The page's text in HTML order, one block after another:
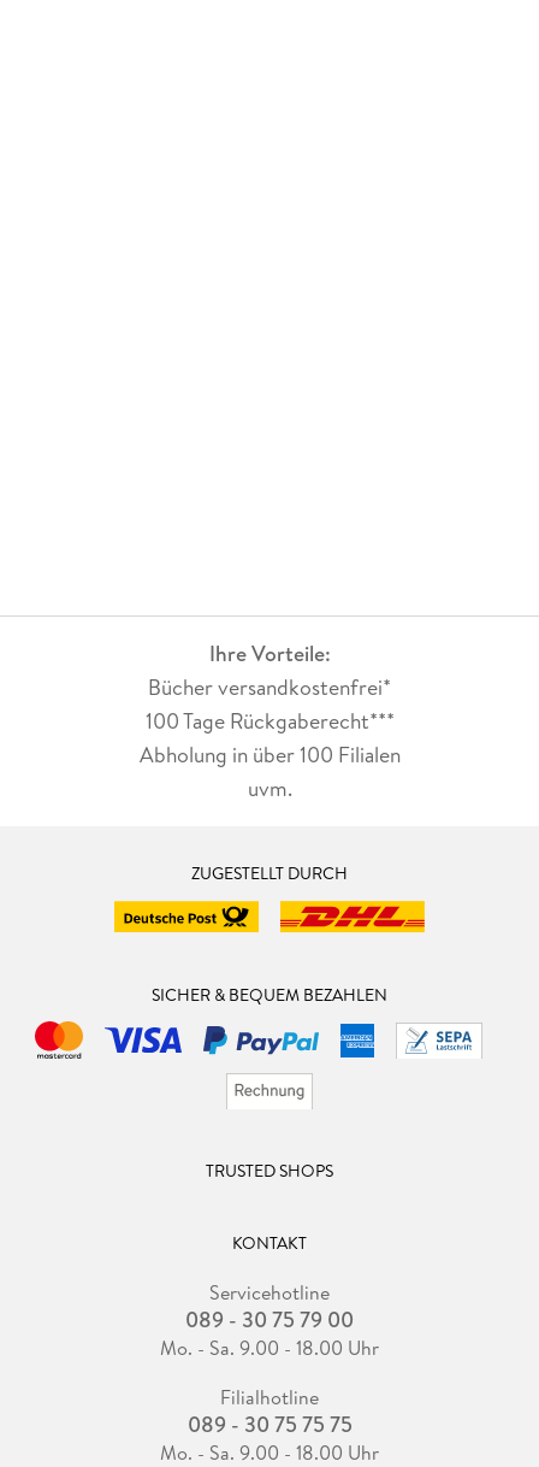
Ihre Vorteile:
Bücher versandkostenfrei*
100 Tage Rückgaberecht***
Abholung in über 100 Filialen
uvm.
ZUGESTELLT DURCH
SICHER & BEQUEM BEZAHLEN
TRUSTED SHOPS
KONTAKT
Servicehotline
089 - 30 75 79 00
Mo. - Sa. 9.00 - 18.00 Uhr
Filialhotline
089 - 30 75 75 75
Mo. - Sa. 9.00 - 18.00 Uhr